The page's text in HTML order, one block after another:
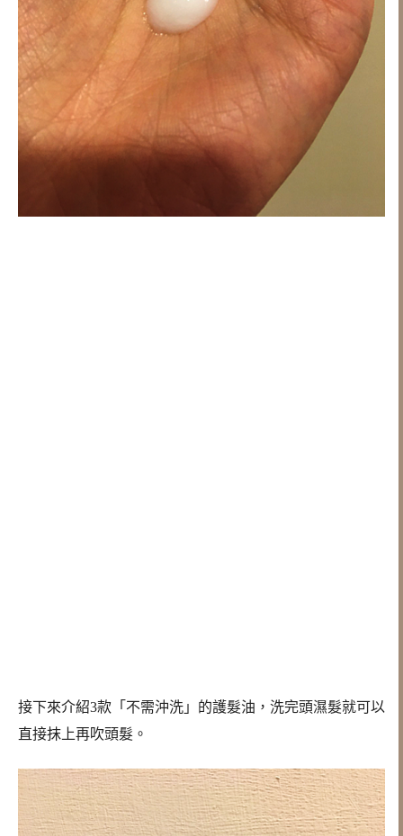
接下來介紹3款「不需沖洗」的護髮油，洗完頭濕髮就可以
直接抹上再吹頭髮。